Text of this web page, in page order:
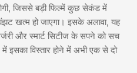
जिससे बड़ी फिल्में कुछ सेकंड में
खत्म हो जाएगा। इसके अलावा, यह
और स्मार्ट सिटीज के सपने को सच
इसका विस्तार होने में अभी एक से दो